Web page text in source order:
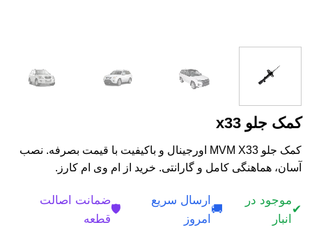
کمک جلو x33
کمک جلو MVM X33 اورجینال و باکیفیت با قیمت بصرفه. نصب
آسان، هماهنگی کامل و گارانتی. خرید از ام وی ام کارز.
✔
موجود در
انبار
🚚
ارسال سریع
امروز
🛡️
ضمانت اصالت
قطعه